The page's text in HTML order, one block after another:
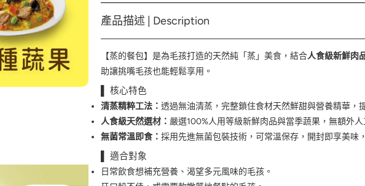
產品描述 | Description
【蒸的餐包】是為毛孩打造的天然純「蒸」美食，結合人食級新鮮肉
助讓挑嘴毛孩也能輕鬆享用。
▌ 核心特色
清蒸精粹工法： 透過無油清蒸，完整鎖住食材天然鮮甜與營養精華，
人食級天然選材： 嚴選100%人用等級新鮮肉品與當季蔬果，無額外
無菌常溫即食： 採用先進無菌包裝技術，可常溫保存，開封即享美味
▌ 適合對象
日常飲食想補充營養、渴望多元風味的毛孩。